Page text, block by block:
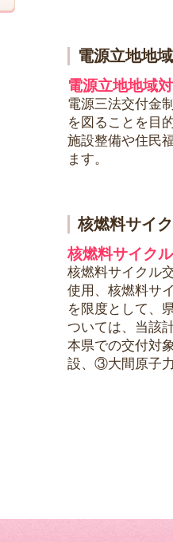
電源立地地
電源立地地域
電源三法交付金
を図ることを目
施設整備や住民
ます。
核燃料サイ
核燃料サイク
核燃料サイクル
使用、核燃料サ
を限度として、
ついては、当該
本県での交付対
設、③大間原子